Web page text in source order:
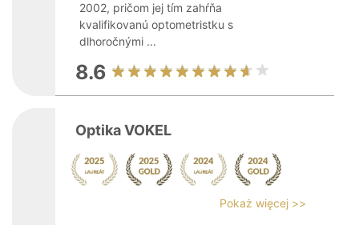
2002, pričom jej tím zahŕňa
kvalifikovanú optometristku s
dlhoročnými ...
8.6
Optika VOKEL
Pokaż więcej >>